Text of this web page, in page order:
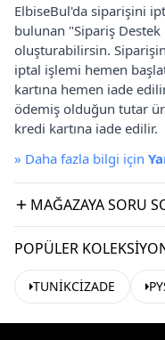
ElbiseBul'da siparişini
bulunan "Sipariş
oluşturabilirsin.
iptal işlemi hemen
kartına hemen iade
ödemiş olduğun tutar
kredi kartına iade edilir.
» Daha fazla bilgi için
MAĞAZAYA SORU
POPÜLER
TUNİKCİZADE